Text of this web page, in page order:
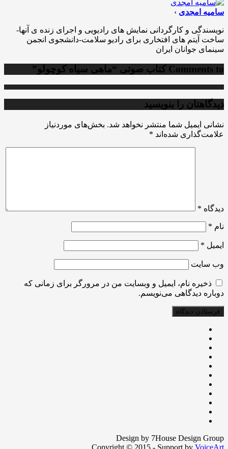
سامیه امجدی ›
نویسندگی و کارگردانی نمایش های رادیویی و اجرای زنده ی آنها-
ساخت آیتم های افتخاری برای رادیو سلامت-دانشجوی انجمن
سینمای جوانان ایران
Comments to کتاب صوتی “ماهی سیاه کوچولو”
دیدگاهتان را بنویسید
نشانی ایمیل شما منتشر نخواهد شد. بخش‌های موردنیاز
علامت‌گذاری شده‌اند *
دیدگاه *
نام *
ایمیل *
وب‌ سایت
ذخیره نام، ایمیل و وبسایت من در مرورگر برای زمانی که
دوباره دیدگاهی می‌نویسم.
Design by 7House Design Group